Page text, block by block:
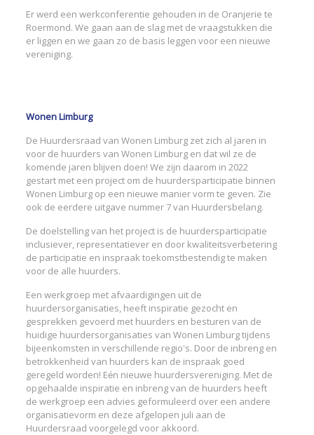
Er werd een werkconferentie gehouden in de Oranjerie te
Roermond. We gaan aan de slag met de vraagstukken die
er liggen en we gaan zo de basis leggen voor een nieuwe
vereniging.
Wonen Limburg
De Huurdersraad van Wonen Limburg zet zich al jaren in
voor de huurders van Wonen Limburg en dat wil ze de
komende jaren blijven doen! We zijn daarom in 2022
gestart met een project om de huurdersparticipatie binnen
Wonen Limburg op een nieuwe manier vorm te geven. Zie
ook de eerdere uitgave nummer 7 van Huurdersbelang.
De doelstelling van het project is de huurdersparticipatie
inclusiever, representatiever en door kwaliteitsverbetering
de participatie en inspraak toekomstbestendig te maken
voor de alle huurders.
Een werkgroep met afvaardigingen uit de
huurdersorganisaties, heeft inspiratie gezocht en
gesprekken gevoerd met huurders en besturen van de
huidige huurdersorganisaties van Wonen Limburg tijdens
bijeenkomsten in verschillende regio's. Door de inbreng en
betrokkenheid van huurders kan de inspraak goed
geregeld worden! Eén nieuwe huurdersvereniging. Met de
opgehaalde inspiratie en inbreng van de huurders heeft
de werkgroep een advies geformuleerd over een andere
organisatievorm en deze afgelopen juli aan de
Huurdersraad voorgelegd voor akkoord.